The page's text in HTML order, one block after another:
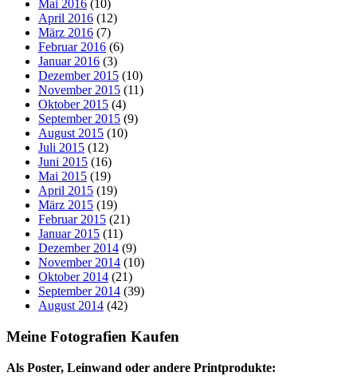
Mai 2016 (10)
April 2016 (12)
März 2016 (7)
Februar 2016 (6)
Januar 2016 (3)
Dezember 2015 (10)
November 2015 (11)
Oktober 2015 (4)
September 2015 (9)
August 2015 (10)
Juli 2015 (12)
Juni 2015 (16)
Mai 2015 (19)
April 2015 (19)
März 2015 (19)
Februar 2015 (21)
Januar 2015 (11)
Dezember 2014 (9)
November 2014 (10)
Oktober 2014 (21)
September 2014 (39)
August 2014 (42)
Meine Fotografien Kaufen
Als Poster, Leinwand oder andere Printprodukte: